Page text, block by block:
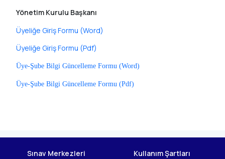
Yönetim Kurulu Başkanı
Üyeliğe Giriş Formu (Word)
Üyeliğe Giriş Formu (Pdf)
Üye-Şube Bilgi Güncelleme Formu (Word)
Üye-Şube Bilgi Güncelleme Formu (Pdf)
Sınav Merkezleri Kullanım Şartları